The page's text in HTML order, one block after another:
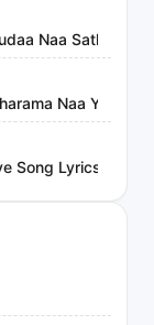
Naa
Naa Yesayya
Song Lyrics